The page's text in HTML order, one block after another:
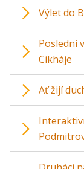
Výlet do
Poslední
Cikháje
Ať žijí